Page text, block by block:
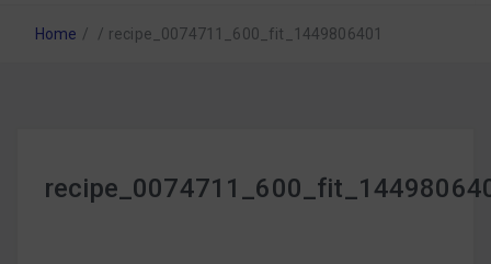
析：成分、營養價值及其優缺點
Home / / recipe_0074711_600_fit_1449806401